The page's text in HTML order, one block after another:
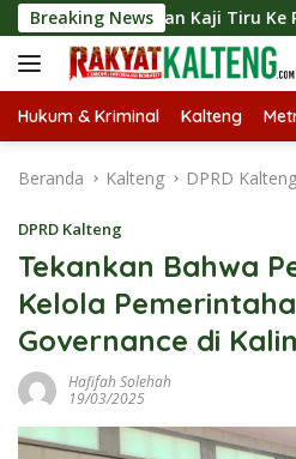
Langsung
ke
konten
Breaking News
Kaji Tiru Ke Pemkab
Hukum & Kriminal Kalteng
Beranda Kalteng DPRD Kalteng
DPRD Kalteng
Tekankan Bahwa
Kelola
Governance di
Hafifah Solehah
19/03/2025